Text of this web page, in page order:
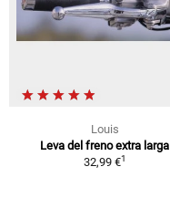
Louis
Leva del freno extra larga
32,99 €1